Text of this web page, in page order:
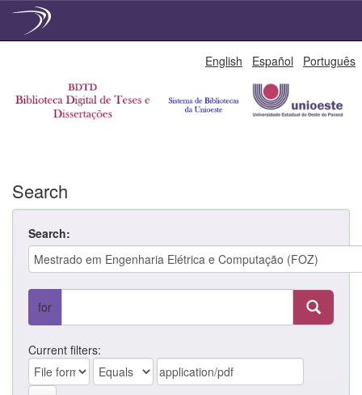
English Español Português
Search
Search:
for
Current filters: